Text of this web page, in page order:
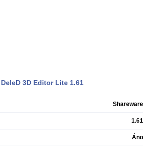
DeleD 3D Editor Lite 1.61
Shareware
1.61
Áno